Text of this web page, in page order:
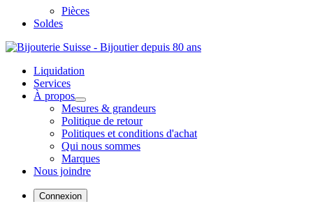
Pièces
Soldes
Liquidation
Services
À propos
Mesures & grandeurs
Politique de retour
Politiques et conditions d'achat
Qui nous sommes
Marques
Nous joindre
Connexion